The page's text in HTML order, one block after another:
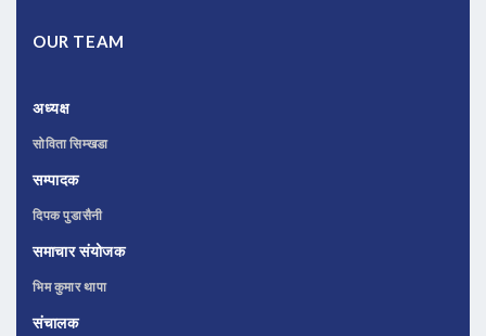
OUR TEAM
अध्यक्ष
सोविता सिम्खडा
सम्पादक
दिपक पुडासैनी
समाचार संयोजक
भिम कुमार थापा
संचालक